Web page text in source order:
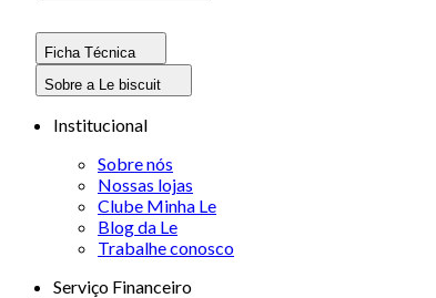
Ficha Técnica
Sobre a Le biscuit
Institucional
Sobre nós
Nossas lojas
Clube Minha Le
Blog da Le
Trabalhe conosco
Serviço Financeiro